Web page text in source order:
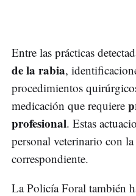
Entre las prácticas
de la rabia,
procedimientos
medicación que requiere
profesional. Estas
personal veterinario con
correspondiente.
La Policía Foral también